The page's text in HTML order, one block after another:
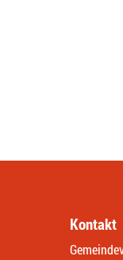
Kontakt